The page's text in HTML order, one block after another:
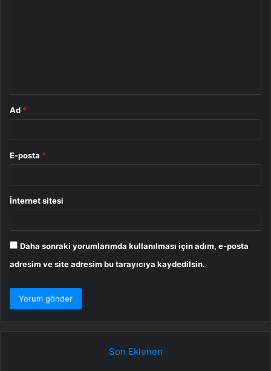
Ad *
E-posta *
İnternet sitesi
Daha sonraki yorumlarımda kullanılması için adım, e-posta
adresim ve site adresim bu tarayıcıya kaydedilsin.
Son Eklenen